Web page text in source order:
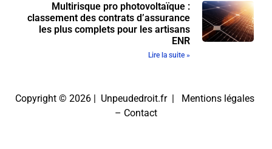
Multirisque pro photovoltaïque :
classement des contrats d’assurance
les plus complets pour les artisans
ENR
Lire la suite »
Copyright © 2026 | Unpeudedroit.fr |
Mentions légales
– Contact